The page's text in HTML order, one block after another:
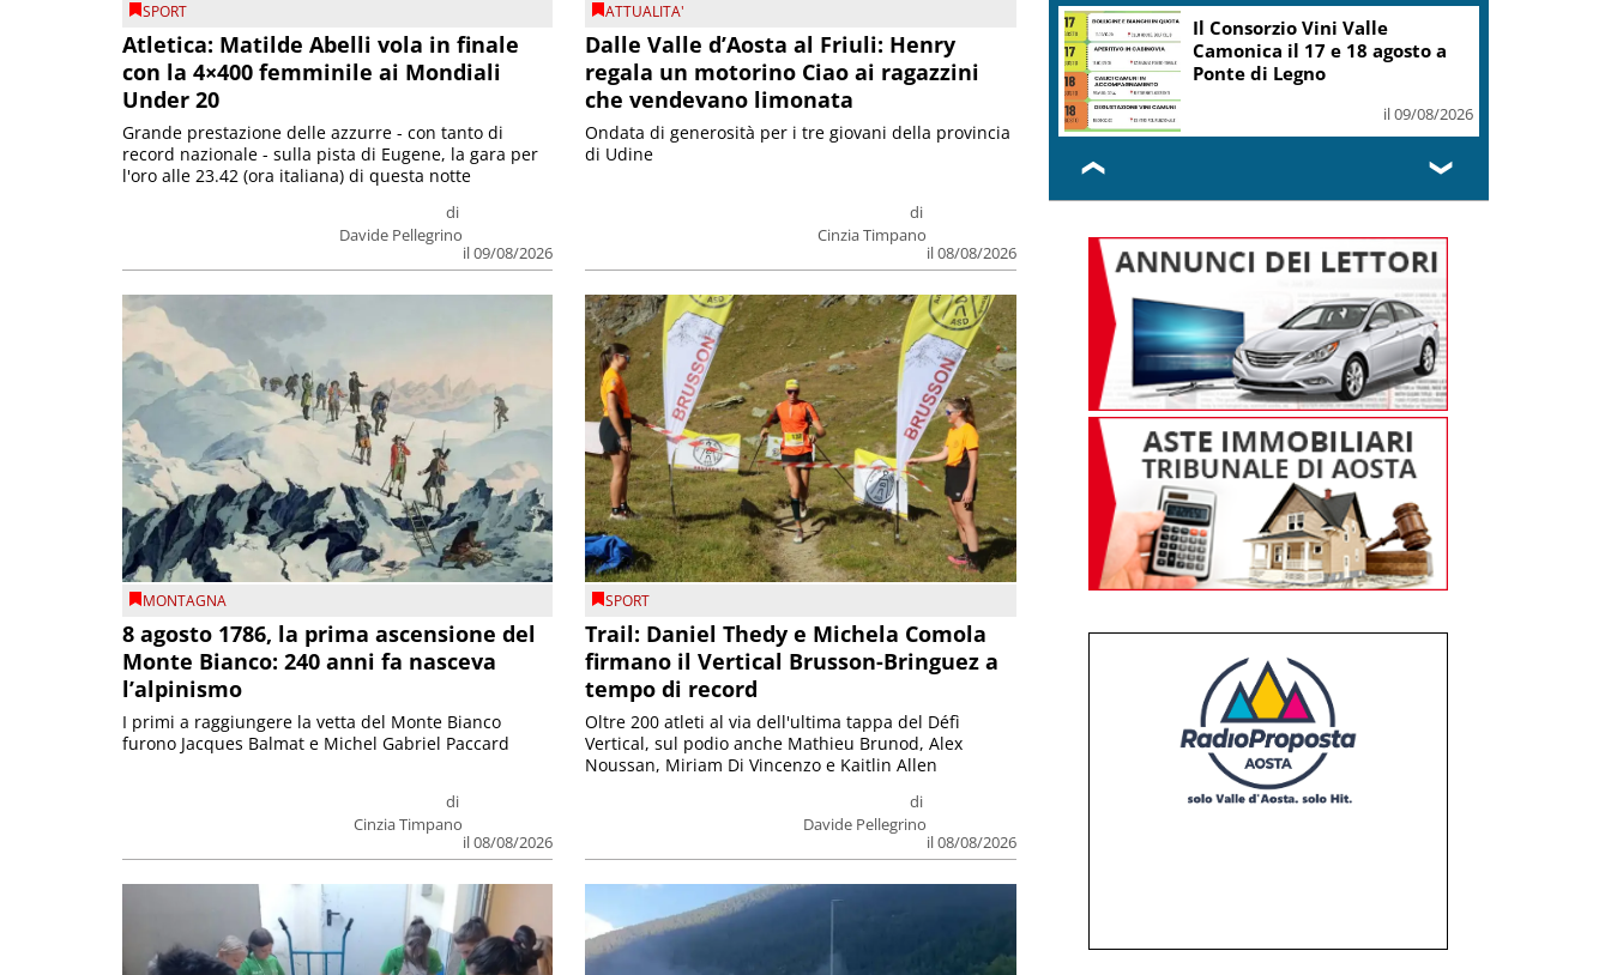
SPORT
Atletica: Matilde Abelli vola in finale
con la 4×400 femminile ai Mondiali
Under 20
di
Davide Pellegrino
il 09/08/2026
Grande prestazione delle azzurre - con tanto di
record nazionale - sulla pista di Eugene, la gara per
l'oro alle 23.42 (ora italiana) di questa notte
ATTUALITA'
Dalle Valle d’Aosta al Friuli: Henry
regala un motorino Ciao ai ragazzini
che vendevano limonata
di
Cinzia Timpano
il 08/08/2026
Ondata di generosità per i tre giovani della provincia
di Udine
MONTAGNA
8 agosto 1786, la prima ascensione del
Monte Bianco: 240 anni fa nasceva
l’alpinismo
di
Cinzia Timpano
il 08/08/2026
I primi a raggiungere la vetta del Monte Bianco
furono Jacques Balmat e Michel Gabriel Paccard
SPORT
Trail: Daniel Thedy e Michela Comola
firmano il Vertical Brusson-Bringuez a
tempo di record
di
Davide Pellegrino
il 08/08/2026
Oltre 200 atleti al via dell'ultima tappa del Défì
Vertical, sul podio anche Mathieu Brunod, Alex
Noussan, Miriam Di Vincenzo e Kaitlin Allen
Il Consorzio Vini Valle
Camonica il 17 e 18 agosto a
Ponte di Legno
il 09/08/2026
❮ ❯